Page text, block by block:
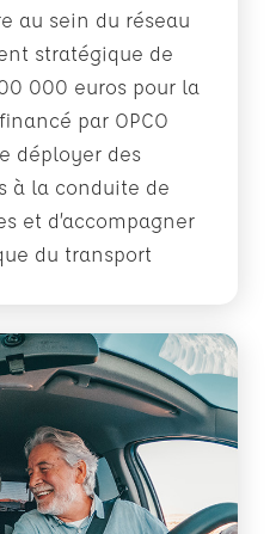
au sein du réseau
stratégique de
000 euros pour la
par OPCO
déployer des
à la conduite de
et d’accompagner
du transport